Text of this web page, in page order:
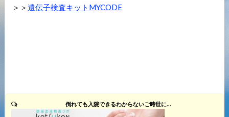
＞＞ 遺伝子検査キットMYCODE
倒れても入院できるわからないご時世に…